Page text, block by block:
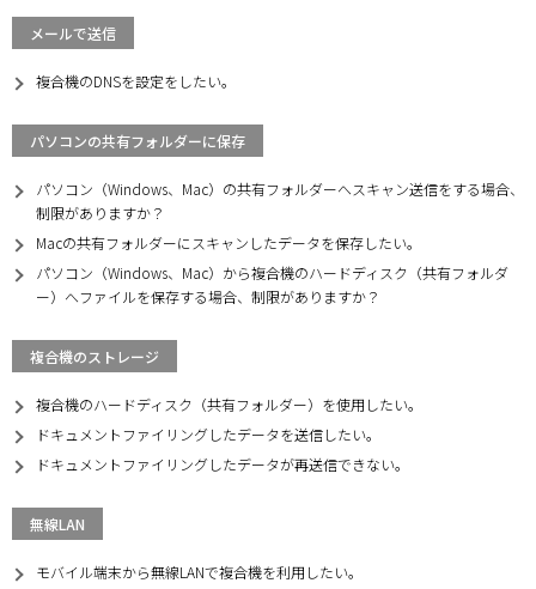
メールで送信
複合機のDNSを設定をしたい。
パソコンの共有フォルダーに保存
パソコン（Windows、Mac）の共有フォルダーへスキャン送信をする場合、
制限がありますか？
Macの共有フォルダーにスキャンしたデータを保存したい。
パソコン（Windows、Mac）から複合機のハードディスク（共有フォルダ
ー）へファイルを保存する場合、制限がありますか？
複合機のストレージ
複合機のハードディスク（共有フォルダー）を使用したい。
ドキュメントファイリングしたデータを送信したい。
ドキュメントファイリングしたデータが再送信できない。
無線LAN
モバイル端末から無線LANで複合機を利用したい。